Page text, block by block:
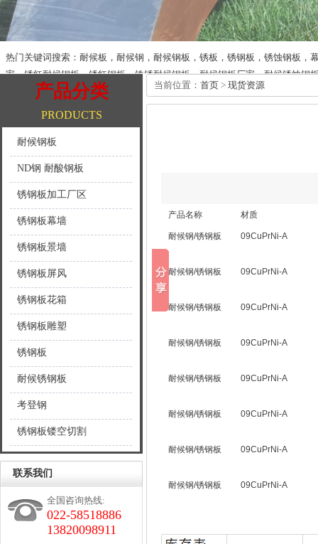
热门关键词搜索：耐候板，耐候钢，耐候钢板，锈板，锈钢板，锈蚀钢板，
家，锈红耐候钢板，锈红钢板，铁锈耐候钢板，耐候钢板厂家，耐候锈蚀钢
产品分类
PRODUCTS
耐候钢板
ND钢 耐酸钢板
锈钢板加工厂区
锈钢板幕墙
锈钢板景墙
锈钢板屏风
锈钢板花箱
锈钢板雕塑
锈钢板
耐候锈钢板
考登钢
锈钢板镂空切割
联系我们
全国咨询热线:
022-58518886
13820098911
当前位置： 首页 > 现货资源
产品名称 材质
耐候钢/锈钢板 09CuPrNi-A
耐候钢/锈钢板 09CuPrNi-A
耐候钢/锈钢板 09CuPrNi-A
耐候钢/锈钢板 09CuPrNi-A
耐候钢/锈钢板 09CuPrNi-A
耐候钢/锈钢板 09CuPrNi-A
耐候钢/锈钢板 09CuPrNi-A
耐候钢/锈钢板 09CuPrNi-A